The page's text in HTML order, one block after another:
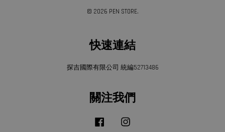
© 2026 PEN STORE.
快速連結
探吉國際有限公司 統編52713486
關注我們
Facebook